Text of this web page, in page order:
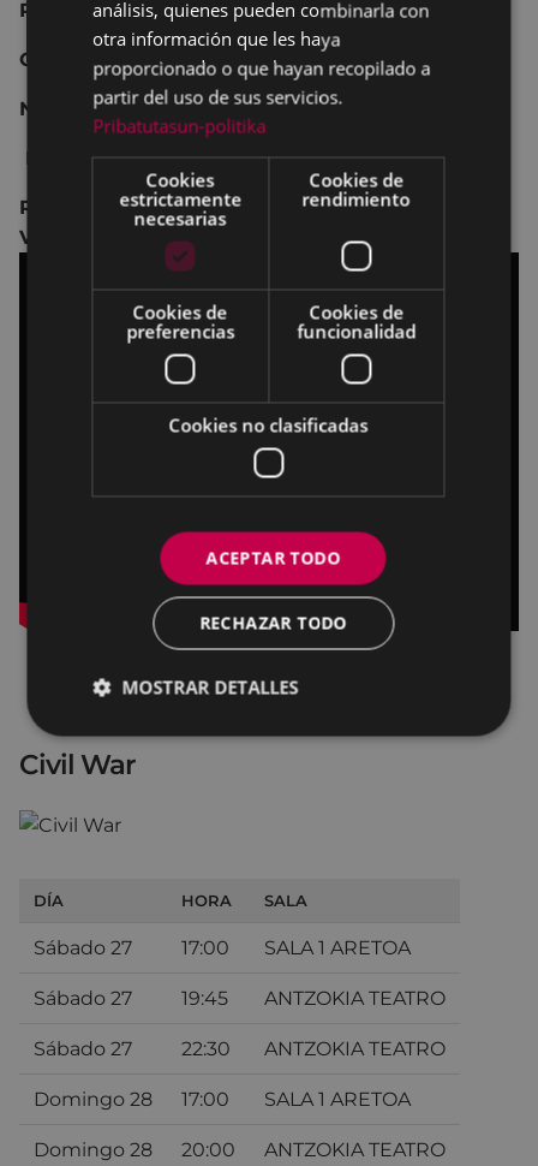
Reino Unido 2023 102 min.
Comedia.
No recomendada para menores de 16 años.
Dirección:Thea Sharrock.
Reparto:
Olivia Colman, Jessie Buckley, Anjana
Vasan.
Civil War
DÍA HORA SALA
Sábado 27 17:00 SALA 1 ARETOA
Sábado 27 19:45 ANTZOKIA TEATRO
Sábado 27 22:30 ANTZOKIA TEATRO
Domingo 28 17:00 SALA 1 ARETOA
Domingo 28 20:00 ANTZOKIA TEATRO
análisis, quienes pueden combinarla con
otra información que les haya
proporcionado o que hayan recopilado a
partir del uso de sus servicios.
Pribatutasun-politika
Cookies
estrictamente
necesarias
Cookies de
rendimiento
Cookies de
preferencias
Cookies de
funcionalidad
Cookies no clasificadas
ACEPTAR TODO
RECHAZAR TODO
MOSTRAR DETALLES